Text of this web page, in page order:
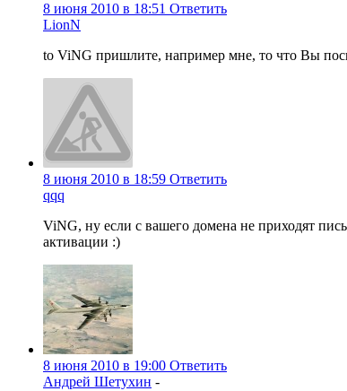
8 июня 2010 в 18:51 Ответить
LionN
to ViNG пришлите, например мне, то что Вы
8 июня 2010 в 18:59 Ответить
qqq
ViNG, ну если с вашего домена не приходят
активации :)
8 июня 2010 в 19:00 Ответить
Андрей Шетухин -